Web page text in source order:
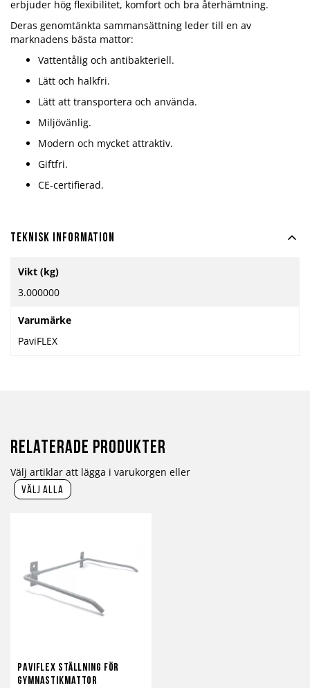
erbjuder hög flexibilitet, komfort och bra återhämtning.
Deras genomtänkta sammansättning leder till en av
marknadens bästa mattor:
Vattentålig och antibakteriell.
Lätt och halkfri.
Lätt att transportera och använda.
Miljövänlig.
Modern och mycket attraktiv.
Giftfri.
CE-certifierad.
Teknisk information
information
Vikt (kg)
3.000000
Varumärke
PaviFLEX
Relaterade produkter
Välj artiklar att lägga i varukorgen eller
välj alla
Paviflex Ställning för
Gymnastikmattor